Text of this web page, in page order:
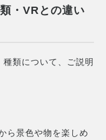
・VRとの違い
類について、ご説明
ら景色や物を楽しめ